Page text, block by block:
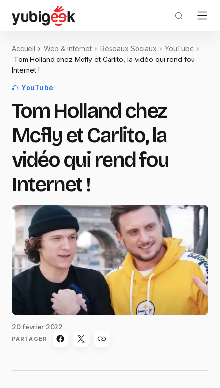
Accueil Web & Internet Réseaux Sociaux
YouTube
Tom Holland chez Mcfly et Carlito, la vidéo qui rend fou
Internet !
YouTube
Tom Holland chez
Mcfly et Carlito, la
vidéo qui rend fou
Internet !
20 février 2022
PARTAGER